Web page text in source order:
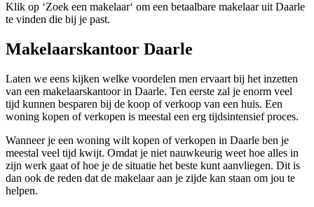
Klik op ‘Zoek een makelaar‘ om een betaalbare makelaar uit Daarle
te vinden die bij je past.
Makelaarskantoor Daarle
Laten we eens kijken welke voordelen men ervaart bij het inzetten
van een makelaarskantoor in Daarle. Ten eerste zal je enorm veel
tijd kunnen besparen bij de koop of verkoop van een huis. Een
woning kopen of verkopen is meestal een erg tijdsintensief proces.
Wanneer je een woning wilt kopen of verkopen in Daarle ben je
meestal veel tijd kwijt. Omdat je niet nauwkeurig weet hoe alles in
zijn werk gaat of hoe je de situatie het beste kunt aanvliegen. Dit is
dan ook de reden dat de makelaar aan je zijde kan staan om jou te
helpen.